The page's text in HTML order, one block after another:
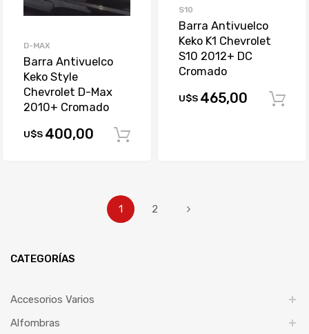
D-MAX
Barra Antivuelco
Keko Style
Chevrolet D-Max
2010+ Cromado
U$S 400,00
S10
Barra Antivuelco
Keko K1 Chevrolet
S10 2012+ DC
Cromado
U$S 465,00
1 2
CATEGORÍAS
Accesorios Varios
Alfombras